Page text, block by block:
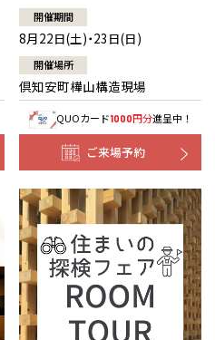
開催期間
8月22日(土)・23日(日)
開催場所
倶知安町樺山構造現場
QUOカード1000円分進呈中！
ご来場予約